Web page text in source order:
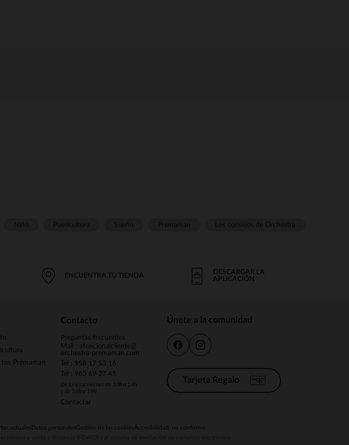
ENCUENTRA TU TIENDA
DESCARGAR LA
APLICACIÓN
Prémaman
Contacto
Preguntas frecuentes
Mail : atencionalcliente@
orchestra-premaman.com
Tel : 958 17 53 16
Tel : 963 69 27 45
De lunes a viernes de 10h a 14h
y de 16h a 19h
Contactar
Únete a la comunidad
Tarjeta Regalo
actuales Datos personalesGestión de las cookiesAccesibilidad: no conforme